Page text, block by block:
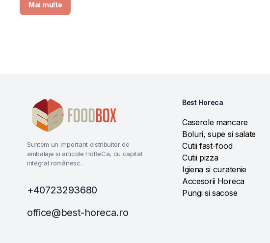
Mai multe
Suntem un important distribuitor de
ambalaje si articole HoReCa, cu capital
integral românesc.
+40723293680
office@best-horeca.ro
Best Horeca
Caserole mancare
Boluri, supe si salate
Cutii fast-food
Cutii pizza
Igiena si curatenie
Accesorii Horeca
Pungi si sacose